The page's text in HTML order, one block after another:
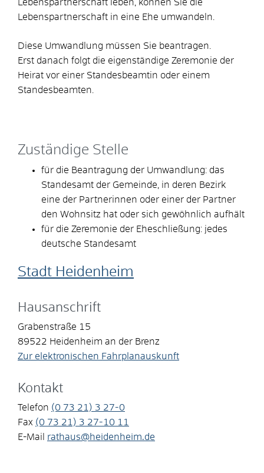
Lebenspartnerschaft leben, können Sie die
Lebenspartnerschaft in eine Ehe umwandeln.
Diese Umwandlung müssen Sie beantragen.
Erst danach folgt die eigenständige Zeremonie der
Heirat vor einer Standesbeamtin oder einem
Standesbeamten.
Zuständige Stelle
für die Beantragung der Umwandlung: das
Standesamt der Gemeinde, in deren Bezirk
eine der Partnerinnen oder einer der Partner
den Wohnsitz hat oder sich gewöhnlich aufhält
für die Zeremonie der Eheschließung: jedes
deutsche Standesamt
Stadt Heidenheim
Hausanschrift
Grabenstraße 15
89522 Heidenheim an der Brenz
Zur elektronischen Fahrplanauskunft
Kontakt
Telefon (0 73 21) 3 27-0
Fax (0 73 21) 3 27-10 11
E-Mail
rathaus@heidenheim.de